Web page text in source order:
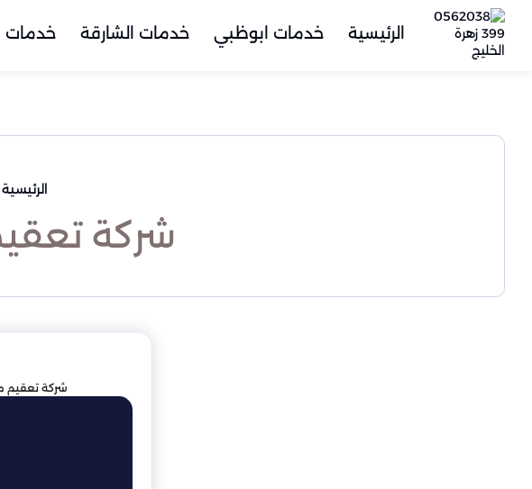
الرئيسية خدمات ابوظبي خدمات الشارقة خدمات
الرئيسية
شركة
شركة تعقيم